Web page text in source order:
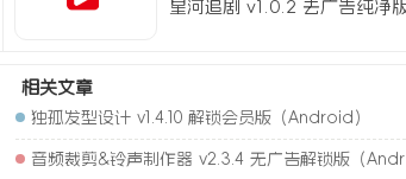
相关文章
独孤发型设计 v1.4.10 解锁会员版（Android）
音频裁剪&铃声制作器 v2.3.4 无广告解锁版（Android）